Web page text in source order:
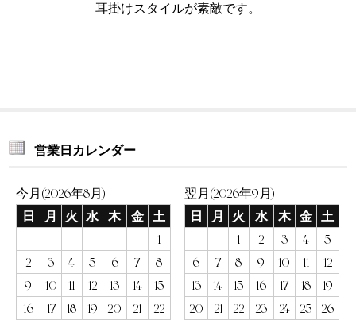
耳掛けスタイルが素敵です。
営業日カレンダー
今月(2026年8月)
日
月 火 水 木 金
土
1
2
3 4 5 6 7
8
9
10 11 12 13 14
15
16
17 18 19 20 21 22
翌月(2026年9月)
日
月 火 水 木 金
土
1
2 3 4
5
6
7 8 9 10 11
12
13
14 15 16 17 18
19
20
21 22 23 24 25 26